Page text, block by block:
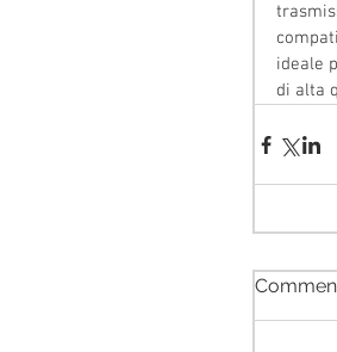
ideale
di alta